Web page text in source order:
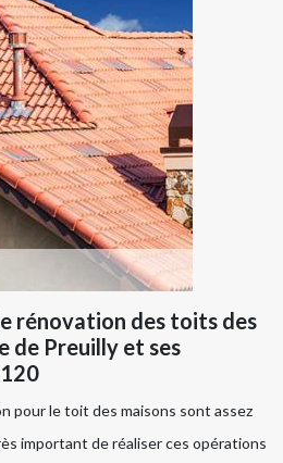
rénovation des toits des
de Preuilly et ses
pour le toit des maisons sont assez
important de réaliser ces opérations